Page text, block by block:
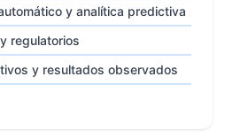
y analítica predictiva
regulatorios
y resultados observados